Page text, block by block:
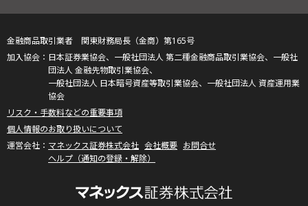
金融商品取引業者 関東財務局長（金商）第165号
日本証券業協会、一般社団法人 第二種金融商品取引業協会、一般社
団法人 金融先物取引業協会、
一般社団法人 日本暗号資産等取引業協会、一般社団法人 資産運用業
協会
リスク・手数料などの重要事項
個人情報のお取り扱いについて
マネックス証券株式会社 会社概要 お問合せ
ヘルプ（通知の登録・解除）